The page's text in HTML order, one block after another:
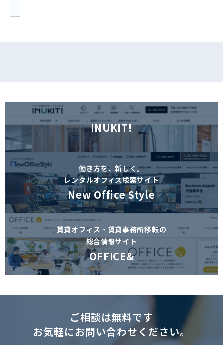
INUKIT!
働き方を、新しく。
レンタルオフィス検索サイト
New Office Style
賃貸オフィス・賃貸事務所移転の
総合情報サイト
OFFICE&
ご相談は無料です
お気軽にお問い合わせください。